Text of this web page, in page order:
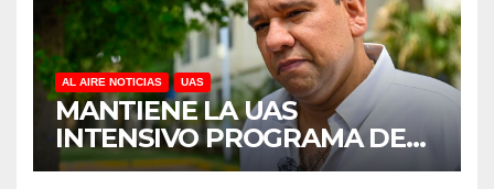
AL AIRE NOTICIAS UAS
MANTIENE LA UAS
INTENSIVO PROGRAMA DE
MANTENIMIENTO Y